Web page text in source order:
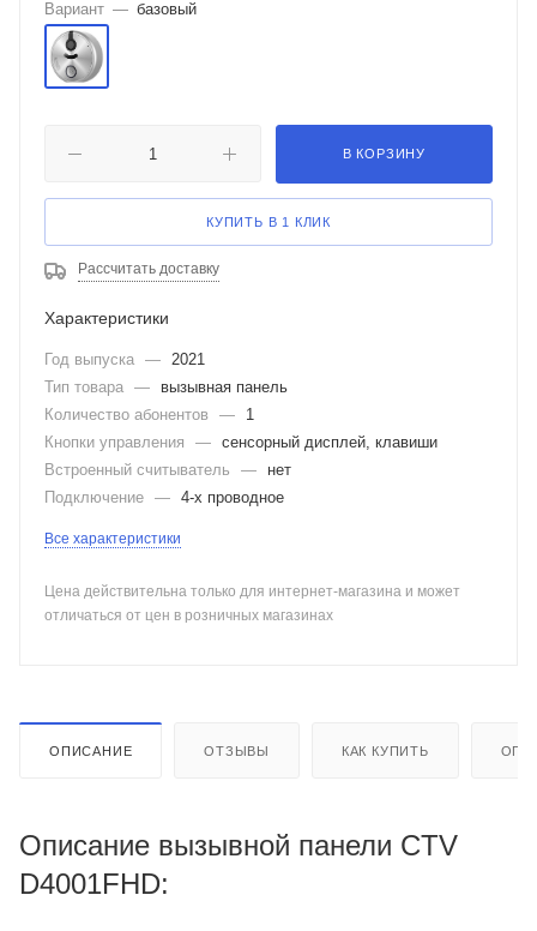
Вариант — базовый
В КОРЗИНУ
КУПИТЬ В 1 КЛИК
Рассчитать доставку
Характеристики
Год выпуска —
2021
Тип товара —
вызывная панель
Количество абонентов
—
1
Кнопки управления
— сенсорный дисплей, клавиши
Встроенный считыватель
—
нет
Подключение — 4-х проводное
Все характеристики
Цена действительна только для интернет-магазина и может
отличаться от цен в розничных магазинах
ОПИСАНИЕ ОТЗЫВЫ КАК КУПИТЬ
Описание вызывной панели CTV
D4001FHD: